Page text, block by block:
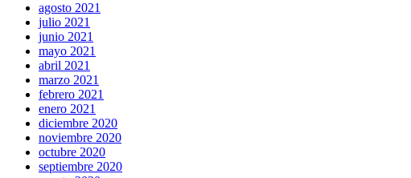
agosto 2021
julio 2021
junio 2021
mayo 2021
abril 2021
marzo 2021
febrero 2021
enero 2021
diciembre 2020
noviembre 2020
octubre 2020
septiembre 2020